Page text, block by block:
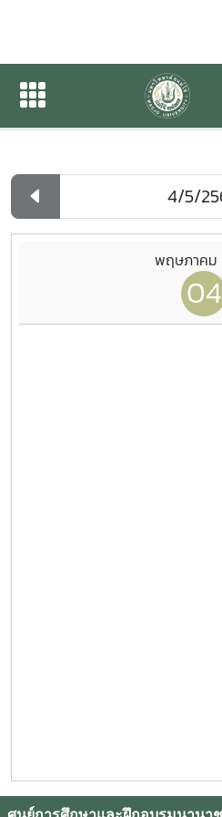
ปฏิทินกิจกรรมขอ
ปฏิทินกิจกรรมของหน่วยงาน
พฤษภาคม
04